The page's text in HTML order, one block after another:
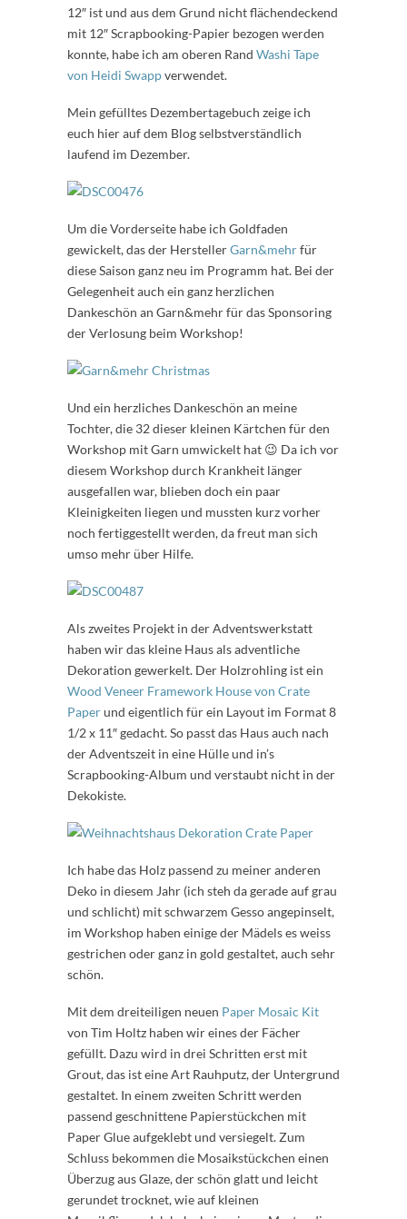
12″ ist und aus dem Grund nicht flächendeckend
mit 12″ Scrapbooking-Papier bezogen werden
konnte, habe ich am oberen Rand Washi Tape
von Heidi Swappverwendet.
Mein gefülltes Dezembertagebuch zeige ich
euch hier auf dem Blog selbstverständlich
laufend im Dezember.
Um die Vorderseite habe ich Goldfaden
gewickelt, das der HerstellerGarn&mehrfür
diese Saison ganz neu im Programm hat. Bei der
Gelegenheit auch ein ganz herzlichen
Dankeschön an Garn&mehr für das Sponsoring
der Verlosung beim Workshop!
Und ein herzliches Dankeschön an meine
Tochter, die 32 dieser kleinen Kärtchen für den
Workshop mit Garn umwickelt hat 😉 Da ich vor
diesem Workshop durch Krankheit länger
ausgefallen war, blieben doch ein paar
Kleinigkeiten liegen und mussten kurz vorher
noch fertiggestellt werden, da freut man sich
umso mehr über Hilfe.
Als zweites Projekt in der Adventswerkstatt
haben wir das kleine Haus als adventliche
Dekoration gewerkelt. Der Holzrohling ist ein
Wood Veneer Framework House von Crate
Paperund eigentlich für ein Layout im Format 8
1/2 x 11″ gedacht. So passt das Haus auch nach
der Adventszeit in eine Hülle und in’s
Scrapbooking-Album und verstaubt nicht in der
Dekokiste.
Ich habe das Holz passend zu meiner anderen
Deko in diesem Jahr (ich steh da gerade auf grau
und schlicht) mit schwarzem Gesso angepinselt,
im Workshop haben einige der Mädels es weiss
gestrichen oder ganz in gold gestaltet, auch sehr
schön.
Mit dem dreiteiligen neuen Paper Mosaic Kit
von Tim Holtz haben wir eines der Fächer
gefüllt. Dazu wird in drei Schritten erst mit
Grout, das ist eine Art Rauhputz, der Untergrund
gestaltet. In einem zweiten Schritt werden
passend geschnittene Papierstückchen mit
Paper Glue aufgeklebt und versiegelt. Zum
Schluss bekommen die Mosaikstückchen einen
Überzug aus Glaze, der schön glatt und leicht
gerundet trocknet, wie auf kleinen